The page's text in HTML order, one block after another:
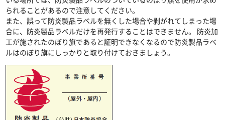
られることがあるので注意してください。
また、誤って防炎製品ラベルを無くした場合や剥がれてしまった場
合に、防炎製品ラベルだけを再発行することはできません。 防炎加
工が施されたのぼり旗であると証明できなくなるので防炎製品ラベ
ルはのぼり旗にしっかりと取り付けておきましょう。